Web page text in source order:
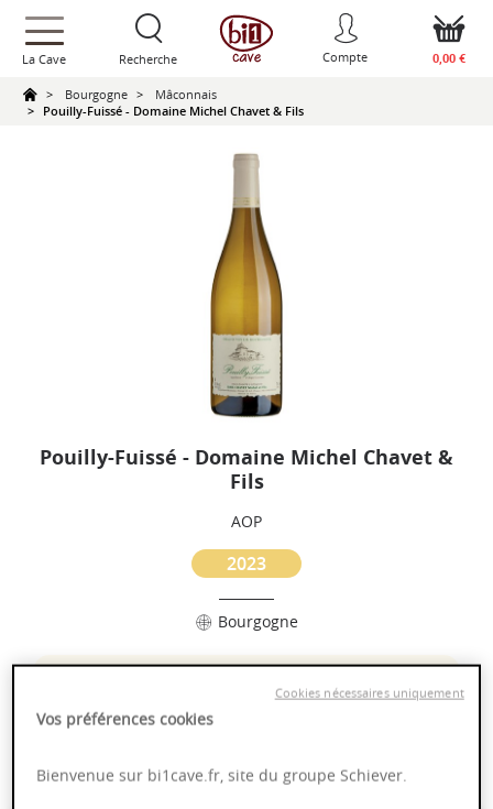
text.skipToContent
text.skipToNavigation
La Cave Recherche Compte 0,00 €
Bourgogne
Mâconnais
Pouilly-Fuissé - Domaine Michel Chavet & Fils
Pouilly-Fuissé - Domaine Michel Chavet &
Fils
AOP
2023
Bourgogne
Epicé
Vos préférences cookies
Bienvenue sur bi1cave.fr, site du groupe Schiever.
Cookies nécessaires uniquement